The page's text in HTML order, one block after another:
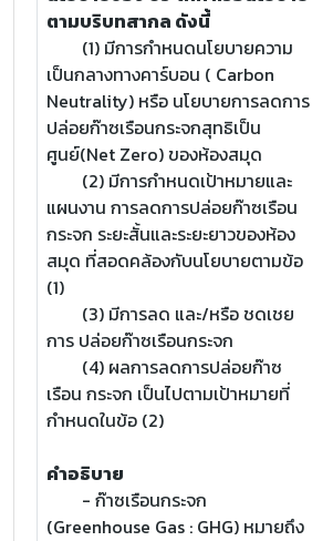
ตามบริบทสากล ดังนี้
(1) มีการกำหนดนโยบายความ
เป็นกลางทางคาร์บอน ( Carbon
Neutrality) หรือ นโยบายการลดการ
ปล่อยก๊าซเรือนกระจกสุทธิเป็น
ศูนย์(Net Zero) ของห้องสมุด
(2) มีการกำหนดเป้าหมายและ
แผนงาน การลดการปล่อยก๊าซเรือน
กระจก ระยะสั้นและระยะยาวของห้อง
สมุด ที่สอดคล้องกับนโยบายตามข้อ
(1)
(3) มีการลด และ/หรือ ชดเชย
การ ปล่อยก๊าซเรือนกระจก
(4) ผลการลดการปล่อยก๊าซ
เรือน กระจก เป็นไปตามเป้าหมายที่
กำหนดในข้อ (2)
คำอธิบาย
- ก๊าซเรือนกระจก
(Greenhouse Gas : GHG) หมายถึง